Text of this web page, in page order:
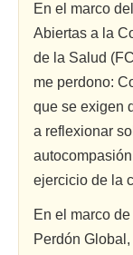
En el marco
Abiertas a la
de la Salud
me perdono:
que se exigen
a reflexionar
ejercicio de la
En el marco
Perdón